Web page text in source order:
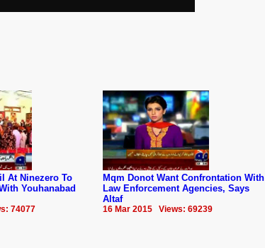
At Ninezero To
Youhanabad
74077
Mqm Donot Want Confrontation With
Law Enforcement Agencies, Says
Altaf
16 Mar 2015 Views: 69239